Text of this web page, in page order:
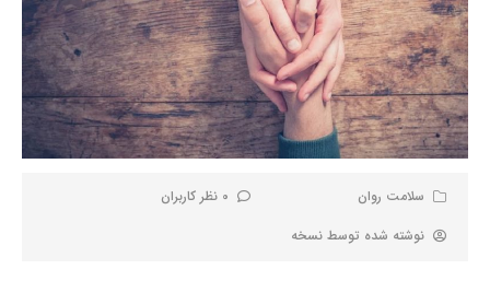
سلامت روان
0 نظر کاربران
نوشته شده توسط نسخه